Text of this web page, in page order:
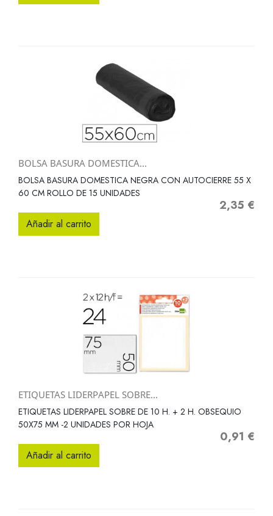
BOLSA BASURA DOMESTICA...
BOLSA BASURA DOMESTICA NEGRA CON AUTOCIERRE 55 X
60 CM ROLLO DE 15 UNIDADES
Precio
2,35 €
Añadir al carrito
ETIQUETAS LIDERPAPEL SOBRE...
ETIQUETAS LIDERPAPEL SOBRE DE 10 H. + 2 H. OBSEQUIO
50X75 MM -2 UNIDADES POR HOJA
Precio
0,91 €
Añadir al carrito